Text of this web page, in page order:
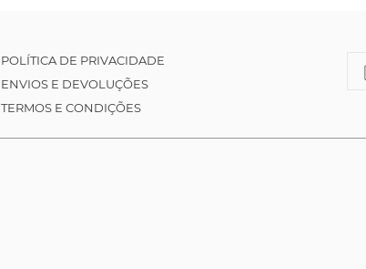
POLÍTICA DE PRIVACIDADE
ENVIOS E DEVOLUÇÕES
TERMOS E CONDIÇÕES